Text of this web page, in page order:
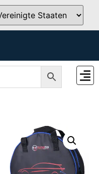
info@teutschtech.com